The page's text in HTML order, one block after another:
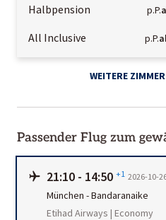
Halbpension p.P.
All Inclusive p.P.
WEITERE
Passender Flug zum
21:10 - 14:50 +1 2026-10-
München -Bandaranaike
Etihad Airways | Economy